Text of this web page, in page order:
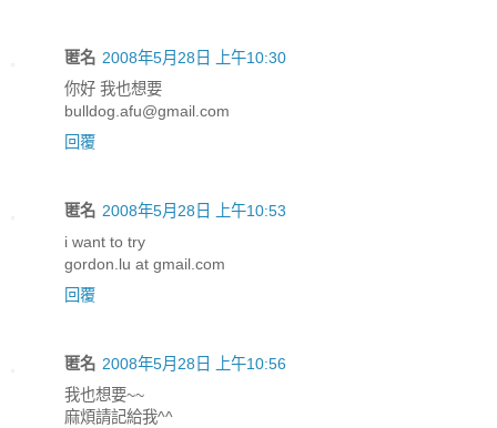
匿名 2008年5月28日 上午10:30
你好 我也想要
bulldog.afu@gmail.com
回覆
匿名 2008年5月28日 上午10:53
i want to try
gordon.lu at gmail.com
回覆
匿名 2008年5月28日 上午10:56
我也想要~~
麻煩請記給我^^